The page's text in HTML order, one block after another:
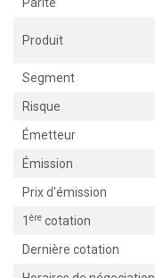
Produit
Segment
Risque
Émetteur
Émission
Prix d'émission
1 ère cotation
Dernière cotation